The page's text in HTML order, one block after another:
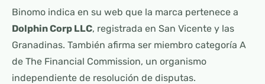
Binomo indica en su web que la marca pertenece a
Dolphin Corp LLC, registrada en San Vicente y las
Granadinas. También afirma ser miembro categoría A
de The Financial Commission, un organismo
independiente de resolución de disputas.